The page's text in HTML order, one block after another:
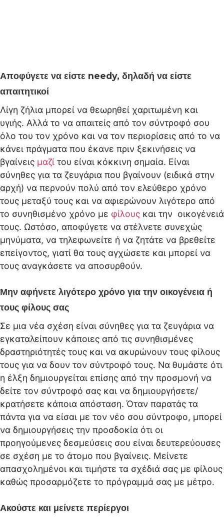
Αποφύγετε να είστε needy, δηλαδή να είστε
απαιτητικοί
Λίγη ζήλια μπορεί να θεωρηθεί χαριτωμένη και
υγιής. Αλλά το να απαιτείς από τον σύντροφό σου
όλο του τον χρόνο και να τον περιορίσεις από το να
κάνει πράγματα που έκανε πριν ξεκινήσεις να
βγαίνεις μαζί του είναι κόκκινη σημαία. Είναι
σύνηθες για τα ζευγάρια που βγαίνουν (ειδικά στην
αρχή) να περνούν πολύ από τον ελεύθερο χρόνο
τους μεταξύ τους και να αφιερώνουν λιγότερο από
το συνηθισμένο χρόνο με φίλους και την οικογένειά
τους. Ωστόσο, αποφύγετε να στέλνετε συνεχώς
μηνύματα, να τηλεφωνείτε ή να ζητάτε να βρεθείτε
επείγοντος, γιατί θα τους αγχώσετε και μπορεί να
τους αναγκάσετε να αποσυρθούν.
Μην αφήνετε λιγότερο χρόνο για την οικογένεια ή
τους φίλους σας
Σε μια νέα σχέση είναι σύνηθες για τα ζευγάρια να
εγκαταλείπουν κάποιες από τις συνηθισμένες
δραστηριότητές τους και να ακυρώνουν τους φίλους
τους για να δουν τον σύντροφό τους. Να θυμάστε ότι
η έλξη δημιουργείται επίσης από την προσμονή να
δείτε τον σύντροφό σας και να δημιουργήσετε/
κρατήσετε κάποια απόσταση. Όταν παρατάς τα
πάντα για να είσαι με τον νέο σου σύντροφο, μπορεί
να δημιουργήσεις την προσδοκία ότι οι
προηγούμενες δεσμεύσεις σου είναι δευτερεύουσες
σε σχέση με το άτομο που βγαίνεις. Μείνετε
απασχολημένοι και τιμήστε τα σχέδιά σας με φίλους
καθώς προσαρμόζετε το πρόγραμμά σας με μέτρο.
Ακούστε και μείνετε περίεργοι